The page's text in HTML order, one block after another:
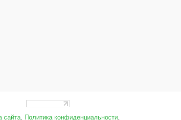
сайта. Политика конфиденциальности.